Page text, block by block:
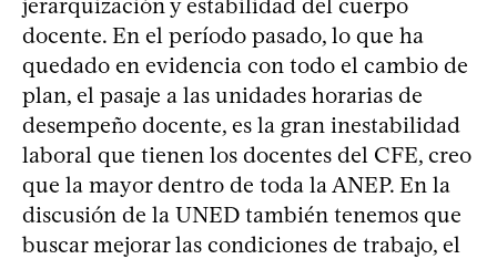
docente. En el período pasado, lo que ha
quedado en evidencia con todo el cambio de
plan, el pasaje a las unidades horarias de
desempeño docente, es la gran inestabilidad
laboral que tienen los docentes del CFE, creo
que la mayor dentro de toda la ANEP. En la
discusión de la UNED también tenemos que
buscar mejorar las condiciones de trabajo, el